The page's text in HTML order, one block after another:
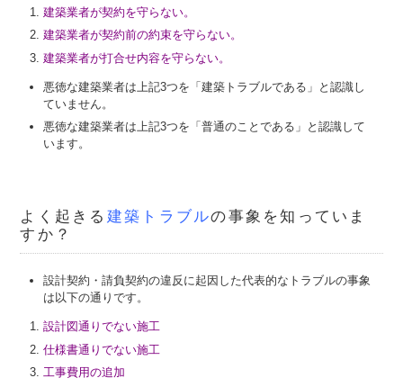
建築業者が契約を守らない。
建築業者が契約前の約束を守らない。
建築業者が打合せ内容を守らない。
悪徳な建築業者は上記3つを「建築トラブルである」と認識し
ていません。
悪徳な建築業者は上記3つを「普通のことである」と認識して
います。
よく起きる 建築トラブルの事象を知っていま
すか？
設計契約・請負契約の違反に起因した代表的なトラブルの事象
は以下の通りです。
設計図通りでない施工
仕様書通りでない施工
工事費用の追加